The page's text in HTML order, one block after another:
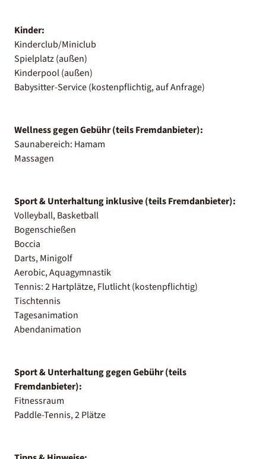
Kinder:
Kinderclub/Miniclub
Spielplatz (außen)
Kinderpool (außen)
Babysitter-Service (kostenpflichtig, auf Anfrage)
Wellness gegen Gebühr (teils Fremdanbieter):
Saunabereich: Hamam
Massagen
Sport & Unterhaltung inklusive (teils Fremdanbieter):
Volleyball, Basketball
Bogenschießen
Boccia
Darts, Minigolf
Aerobic, Aquagymnastik
Tennis: 2 Hartplätze, Flutlicht (kostenpflichtig)
Tischtennis
Tagesanimation
Abendanimation
Sport & Unterhaltung gegen Gebühr (teils
Fremdanbieter):
Fitnessraum
Paddle-Tennis, 2 Plätze